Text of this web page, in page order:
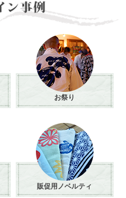
お祭り
販促用ノベルティ